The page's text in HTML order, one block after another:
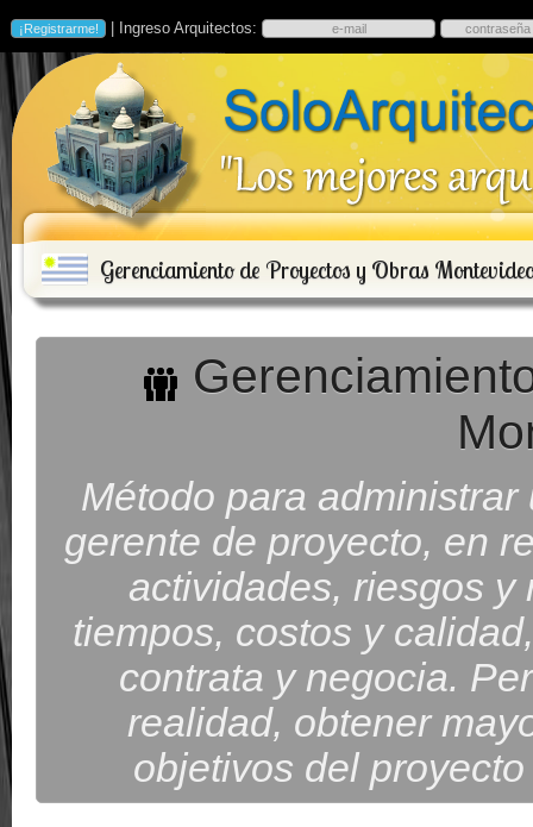
| Ingreso Arquitectos:
Gerenciamiento de Proyectos y Obras
Método para
gerente de proyecto, en
actividades, riesgos y
tiempos, costos y
contrata y negocia.
realidad, obtener
objetivos del